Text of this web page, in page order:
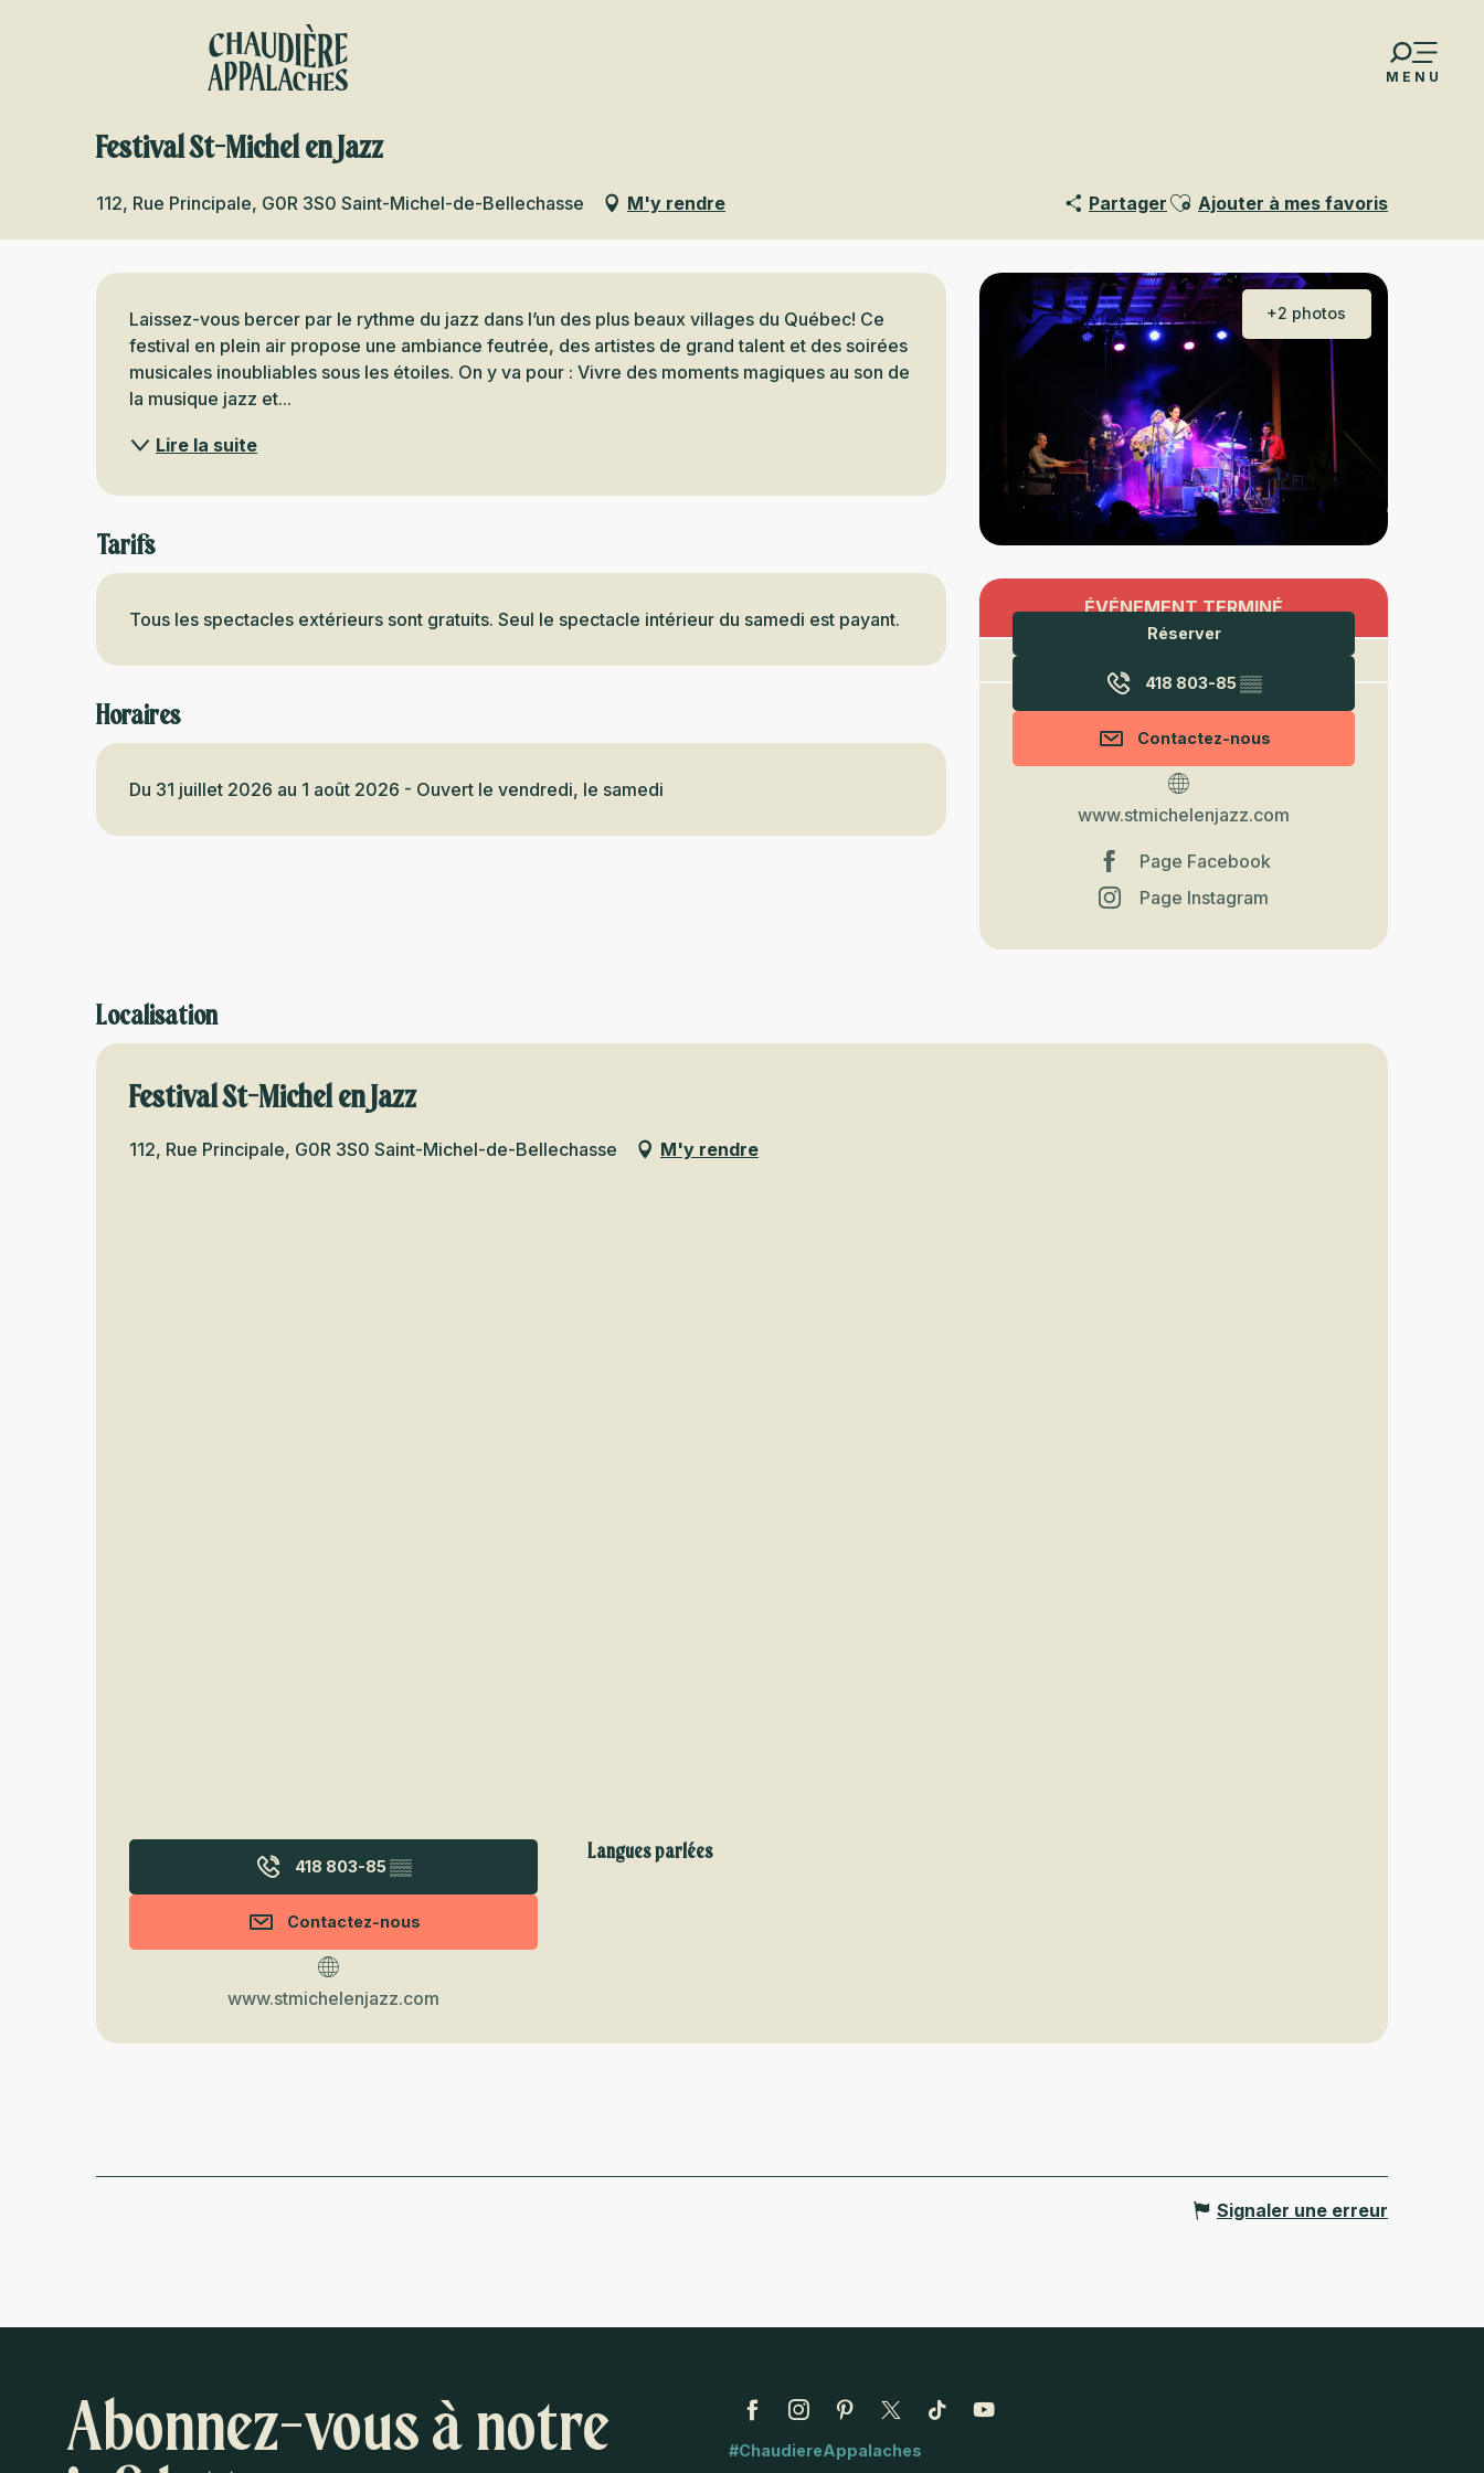
MENU
Festival St-Michel en Jazz
112, Rue Principale, G0R 3S0 Saint-Michel-de-Bellechasse M'y rendre Partager Ajouter aux favoris
Ajouter à mes favoris
+2 photos
Ouverture et coordonnées
ÉVÉNEMENT TERMINÉ
Réserver
418 803-85 ▒▒
Contactez-nous
www.stmichelenjazz.com
Page Facebook
Page Instagram
Description
Laissez-vous bercer par le rythme du jazz dans l’un des plus beaux villages du Québec! Ce
festival en plein air propose une ambiance feutrée, des artistes de grand talent et des soirées
musicales inoubliables sous les étoiles. On y va pour : Vivre des moments magiques au son de
la musique jazz et...
Lire la suite
Tarifs
Tous les spectacles extérieurs sont gratuits. Seul le spectacle intérieur du samedi est payant.
Horaires
Du 31 juillet 2026 au 1 août 2026 - Ouvert le vendredi, le samedi
Localisation
Festival St-Michel en Jazz
112, Rue Principale, G0R 3S0 Saint-Michel-de-Bellechasse M'y rendre
418 803-85 ▒▒
Contactez-nous
www.stmichelenjazz.com
Langues parlées
Langues parlées
Signaler une erreur
Abonnez-vous à notre #ChaudiereAppalaches